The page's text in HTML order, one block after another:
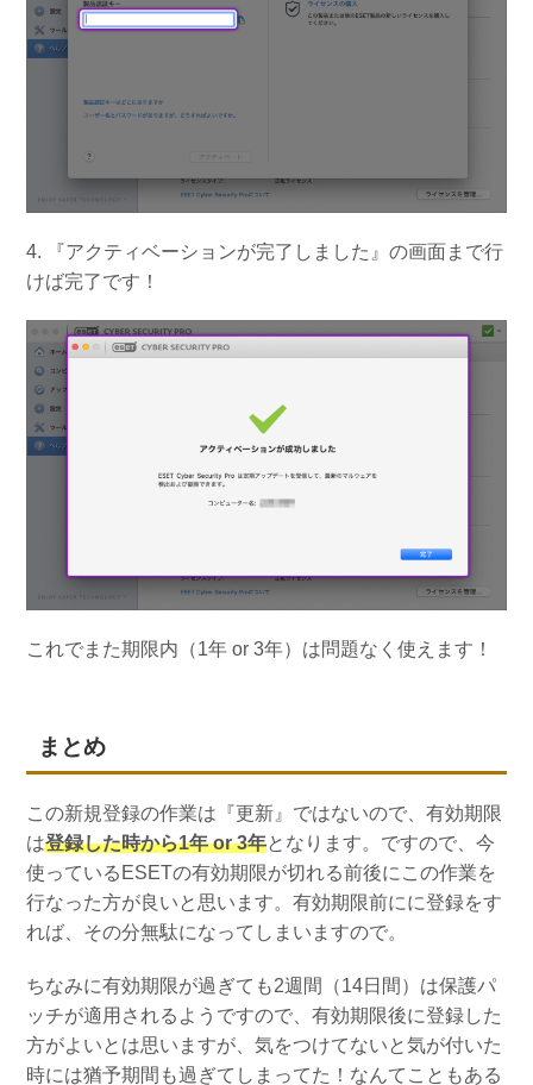
4. 『アクティベーションが完了しました』の画面まで行
けば完了です！
これでまた期限内（1年 or 3年）は問題なく使えます！
まとめ
この新規登録の作業は『更新』ではないので、有効期限
は登録した時から1年 or 3年となります。ですので、今
使っているESETの有効期限が切れる前後にこの作業を
行なった方が良いと思います。有効期限前にに登録をす
れば、その分無駄になってしまいますので。
ちなみに有効期限が過ぎても2週間（14日間）は保護パ
ッチが適用されるようですので、有効期限後に登録した
方がよいとは思いますが、気をつけてないと気が付いた
時には猶予期間も過ぎてしまってた！なんてこともある